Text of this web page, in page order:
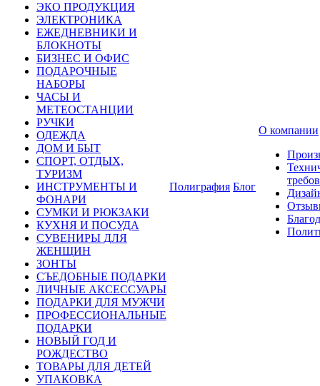
ЭКО ПРОДУКЦИЯ
ЭЛЕКТРОНИКА
ЕЖЕДНЕВНИКИ И
БЛОКНОТЫ
БИЗНЕС И ОФИС
ПОДАРОЧНЫЕ
НАБОРЫ
ЧАСЫ И
МЕТЕОСТАНЦИИ
РУЧКИ
ОДЕЖДА
ДОМ И БЫТ
СПОРТ, ОТДЫХ,
ТУРИЗМ
ИНСТРУМЕНТЫ И
ФОНАРИ
СУМКИ И РЮКЗАКИ
КУХНЯ И ПОСУДА
СУВЕНИРЫ ДЛЯ
ЖЕНЩИН
ЗОНТЫ
СЪЕДОБНЫЕ ПОДАРКИ
ЛИЧНЫЕ АКСЕССУАРЫ
ПОДАРКИ ДЛЯ МУЖЧИ
ПРОФЕССИОНАЛЬНЫЕ
ПОДАРКИ
НОВЫЙ ГОД И
РОЖДЕСТВО
ТОВАРЫ ДЛЯ ДЕТЕЙ
УПАКОВКА
Полиграфия Блог
О компании